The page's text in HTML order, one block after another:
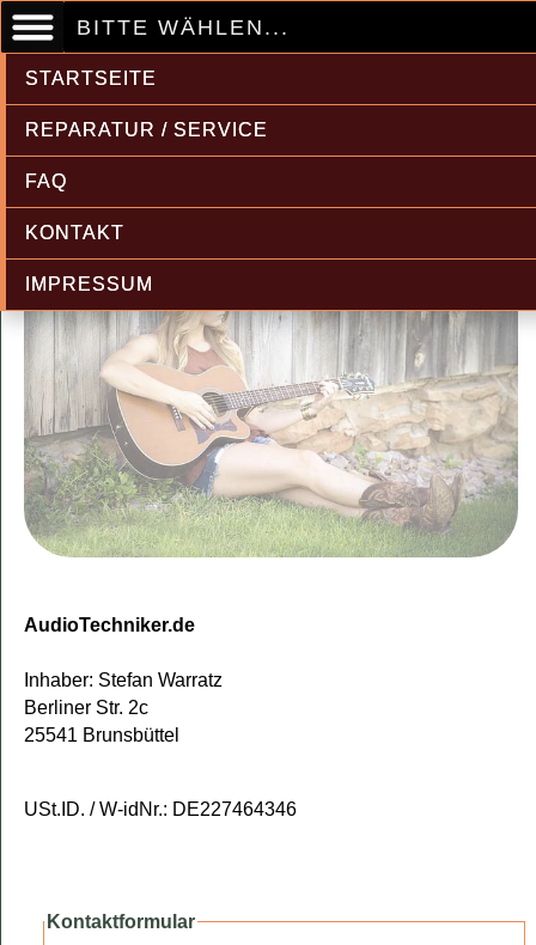
BITTE WÄHLEN...
STARTSEITE
REPARATUR / SERVICE
FAQ
KONTAKT
IMPRESSUM
AudioTechniker.de
Inhaber: Stefan Warratz
Berliner Str. 2c
25541 Brunsbüttel
USt.ID. / W-idNr.: DE227464346
Kontaktformular